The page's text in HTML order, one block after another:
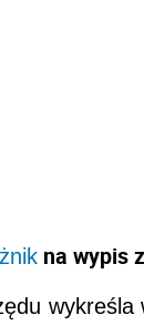
na wypis
wykreśla